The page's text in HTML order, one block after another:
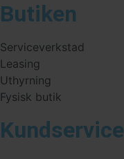
Butiken
Serviceverkstad
Leasing
Uthyrning
Fysisk butik
Kundservice